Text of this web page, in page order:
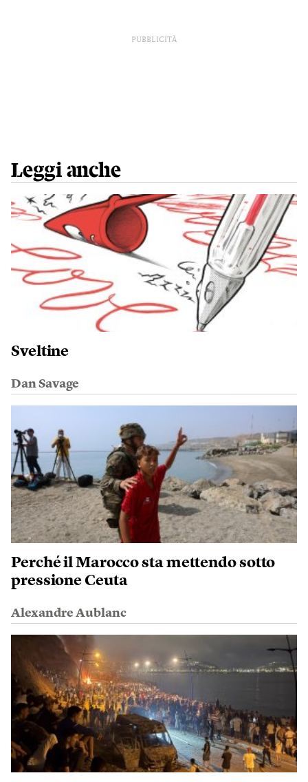
PUBBLICITÀ
Leggi anche
Sveltine
Dan Savage
Perché il Marocco sta mettendo sotto
pressione Ceuta
Alexandre Aublanc